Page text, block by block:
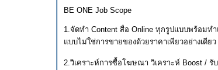
BE ONE Job Scope
1.จัดทำ Content สื่อ Online ทุกรูปแบบพร้อมท
แบบไม่ใช่การขายของด้วยราคาเพียวอย่างเดี
2.วิเคราะห์การซื้อโฆษณา วิเคราะห์ Boost /